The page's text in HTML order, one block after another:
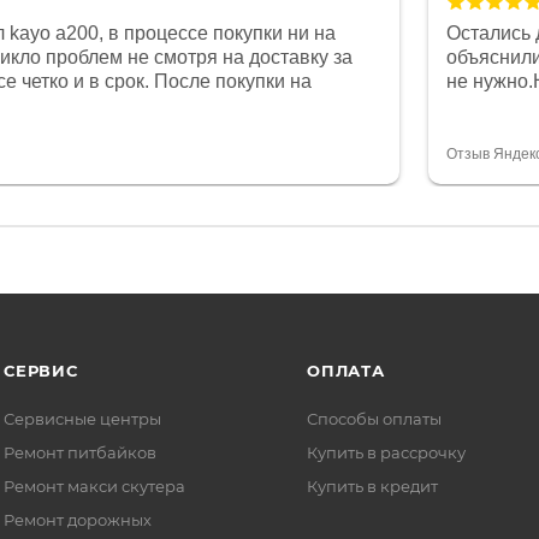
kayo a200, в процессе покупки ни на
проблем не смотря на доставку за
четко и в срок. После покупки на
0, при этом представители магазина
и в итоге проблема была решена.
о небезразличии к клиенту после
Остались
не
огромное
Отзыв
СЕРВИС
Сервисные центры
Ремонт питбайков
Ремонт макси скутера
Ремонт дорожных
ОПЛАТА
Способы оплаты
Купить в рассрочку
Купить в кредит